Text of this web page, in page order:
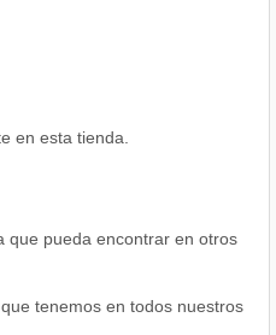
en esta tienda.
que pueda encontrar en otros
tenemos en todos nuestros